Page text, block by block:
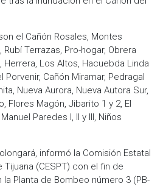
el Cañón Rosales, Montes
Terrazas, Pro-hogar, Obrera
Herrera, Los Altos, Hacuebda Linda
Cañón Miramar, Pedragal
Nueva Aurora, Nueva Autora Sur,
Flores Magón, Jibarito 1 y 2, El
Paredes I, II y III, Niños
informó la Comisión Estatal
(CESPT) con el fin de
Planta de Bombeo número 3 (PB-